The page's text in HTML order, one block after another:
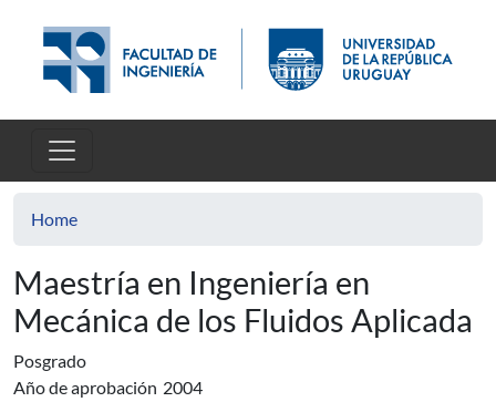
Home
Maestría en Ingeniería en
Mecánica de los Fluidos Aplicada
Posgrado
Año de aprobación 2004